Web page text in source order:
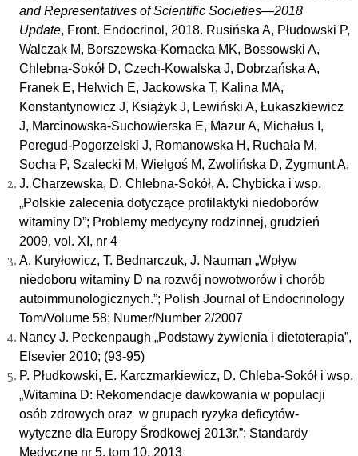
and Representatives of Scientific Societies—2018
Update, Front. Endocrinol, 2018. Rusińska A, Płudowski P,
Walczak M, Borszewska-Kornacka MK, Bossowski A,
Chlebna-Sokół D, Czech-Kowalska J, Dobrzańska A,
Franek E, Helwich E, Jackowska T, Kalina MA,
Konstantynowicz J, Książyk J, Lewiński A, Łukaszkiewicz
J, Marcinowska-Suchowierska E, Mazur A, Michałus I,
Peregud-Pogorzelski J, Romanowska H, Ruchała M,
Socha P, Szalecki M, Wielgoś M, Zwolińska D, Zygmunt A,
J. Charzewska, D. Chlebna-Sokół, A. Chybicka i wsp.
„Polskie zalecenia dotyczące profilaktyki niedoborów
witaminy D”; Problemy medycyny rodzinnej, grudzień
2009, vol. XI, nr 4
A. Kuryłowicz, T. Bednarczuk, J. Nauman „Wpływ
niedoboru witaminy D na rozwój nowotworów i chorób
autoimmunologicznych.”; Polish Journal of Endocrinology
Tom/Volume 58; Numer/Number 2/2007
Nancy J. Peckenpaugh „Podstawy żywienia i dietoterapia”,
Elsevier 2010; (93-95)
P. Płudkowski, E. Karczmarkiewicz, D. Chleba-Sokół i wsp.
„Witamina D: Rekomendacje dawkowania w populacji
osób zdrowych oraz w grupach ryzyka deficytów-
wytyczne dla Europy Środkowej 2013r.”; Standardy
Medyczne nr 5, tom 10, 2013